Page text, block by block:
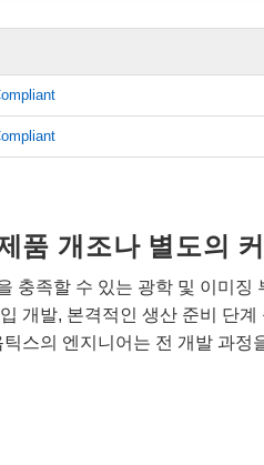
품 개조나 별도의
충족할 수 있는 광학 및 이미징
개발, 본격적인 생산 준비 단
스의 엔지니어는 전 개발 과정